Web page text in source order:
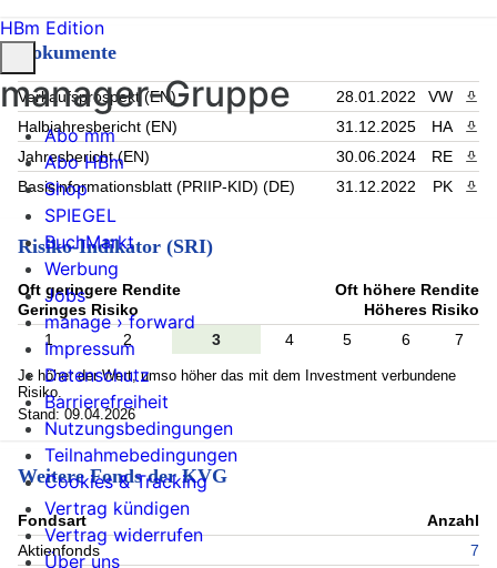
Dokumente
Verkaufsprospekt (EN) 28.01.2022 VW
Halbjahresbericht (EN)
31.12.2025 HA
Jahresbericht (EN)
30.06.2024 RE
Basisinformationsblatt (PRIIP-KID) (DE)
31.12.2022 PK
Risiko-Indikator (SRI)
Oft geringere Rendite
Geringes Risiko
Oft höhere Rendite
Höheres Risiko
1
2 3 4 5 6 7
Je höher der Wert, umso höher das mit dem Investment verbundene
Risiko.
Stand: 09.04.2026
Weitere Fonds der KVG
Fondsart
Anzahl
Aktienfonds
7
HBm Edition
manager-Gruppe
Abo mm
Abo HBm
Shop
SPIEGEL
BuchMarkt
Werbung
Jobs
manage › forward
Impressum
Datenschutz
Barrierefreiheit
Nutzungsbedingungen
Teilnahmebedingungen
Cookies & Tracking
Vertrag kündigen
Vertrag widerrufen
Über uns